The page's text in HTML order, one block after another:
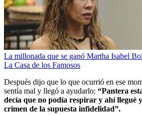
La millonada que se ganó Martha Isabel
La Casa de los Famosos
Después dijo que lo que ocurrió en ese
sentía mal y llegó a ayudarlo: “Pantera
decía que no podía respirar y ahí llegué
crimen de la supuesta infidelidad”.